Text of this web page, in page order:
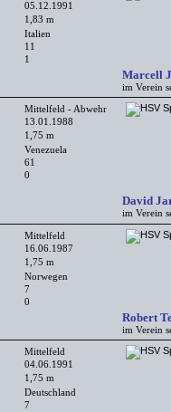
05.12.1991
1,83 m
Italien
11
1
Marcell
im Verein
Mittelfeld - Abwehr
13.01.1988
1,75 m
Venezuela
61
0
David
im Verein
Mittelfeld
16.06.1987
1,75 m
Norwegen
7
0
Robert
im Verein
Mittelfeld
04.06.1991
1,75 m
Deutschland
7